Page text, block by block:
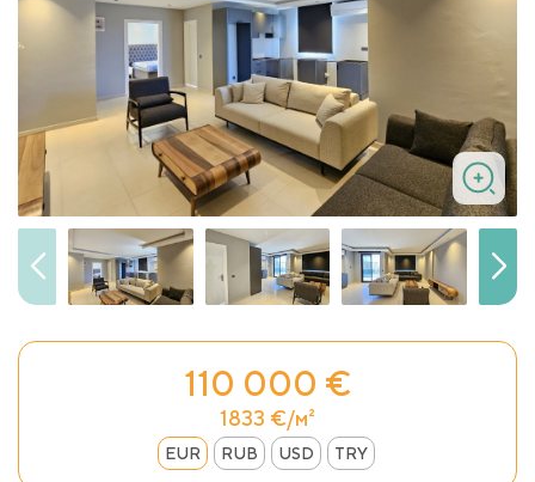
110 000 €
1833 €/м²
EUR RUB USD TRY